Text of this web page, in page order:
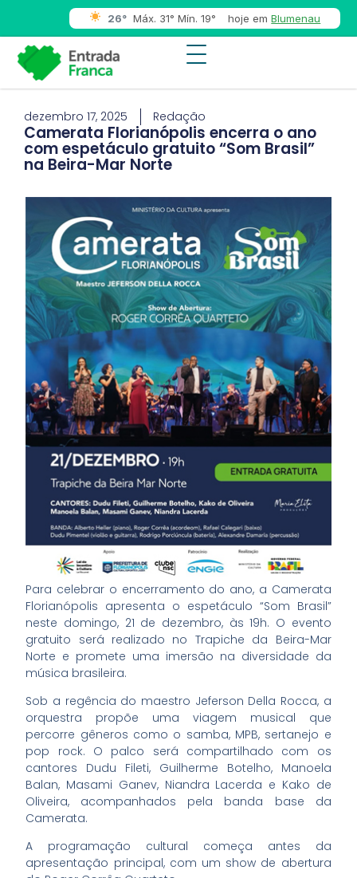
26° Máx. 31° Mín. 19° hoje em Blumenau
dezembro 17, 2025 Redação
Camerata Florianópolis encerra o ano
com espetáculo gratuito “Som Brasil”
na Beira-Mar Norte
Para celebrar o encerramento do ano, a Camerata
Florianópolis apresenta o espetáculo “Som Brasil”
neste domingo, 21 de dezembro, às 19h. O evento
gratuito será realizado no Trapiche da Beira-Mar
Norte e promete uma imersão na diversidade da
música brasileira.
Sob a regência do maestro Jeferson Della Rocca, a
orquestra propõe uma viagem musical que
percorre gêneros como o samba, MPB, sertanejo e
pop rock. O palco será compartilhado com os
cantores Dudu Fileti, Guilherme Botelho, Manoela
Balan, Masami Ganev, Niandra Lacerda e Kako de
Oliveira, acompanhados pela banda base da
Camerata.
A programação cultural começa antes da
apresentação principal, com um show de abertura